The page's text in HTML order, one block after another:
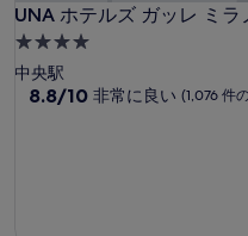
UNA ホテルズ ガッレ ミラ
UNA ホテルズ ガッレ ミラ
4.0
つ
星
中央駅
10
8.8/10 非常に良い (1,076 件